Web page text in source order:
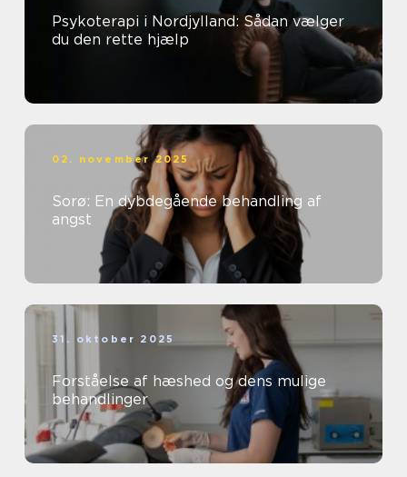
Psykoterapi i Nordjylland: Sådan vælger
du den rette hjælp
02. november 2025
Sorø: En dybdegående behandling af
angst
31. oktober 2025
Forståelse af hæshed og dens mulige
behandlinger